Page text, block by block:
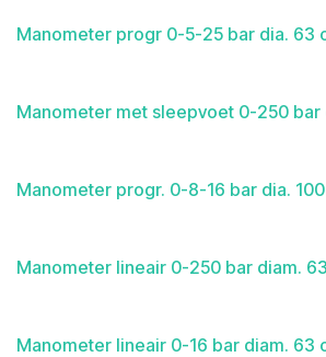
Manometer progr 0-5-25 bar dia. 63
Manometer met sleepvoet 0-250 bar
Manometer progr. 0-8-16 bar dia.
Manometer lineair 0-250 bar diam.
Manometer lineair 0-16 bar diam. 63